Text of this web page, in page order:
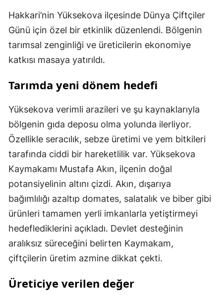
Hakkari’nin Yüksekova ilçesinde Dünya Çiftçiler
Günü için özel bir etkinlik düzenlendi. Bölgenin
tarımsal zenginliği ve üreticilerin ekonomiye
katkısı masaya yatırıldı.
Tarımda yeni dönem hedefi
Yüksekova verimli arazileri ve şu kaynaklarıyla
bölgenin gıda deposu olma yolunda ilerliyor.
Özellikle seracılık, sebze üretimi ve yem bitkileri
tarafında ciddi bir hareketlilik var. Yüksekova
Kaymakamı Mustafa Akın, ilçenin doğal
potansiyelinin altını çizdi. Akın, dışarıya
bağımlılığı azaltıp domates, salatalık ve biber gibi
ürünleri tamamen yerli imkanlarla yetiştirmeyi
hedeflediklerini açıkladı. Devlet desteğinin
aralıksız süreceğini belirten Kaymakam,
çiftçilerin üretim azmine dikkat çekti.
Üreticiye verilen değer